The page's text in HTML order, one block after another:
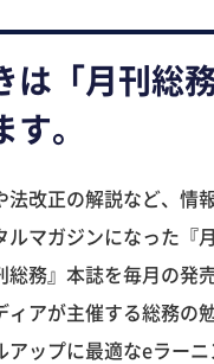
は「月刊総
。
法改正の解説など、情
ルマガジンになった『
総務』本誌を毎月の発
ィアが主催する総務の
アップに最適なeラー